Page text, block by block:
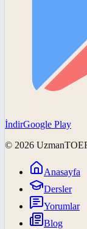
İndirGoogle Play
© 2026
Anasayfa
Dersler
Yorumlar
Blog